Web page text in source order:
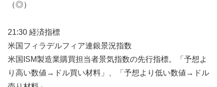
（◎）
21:30 経済指標
米国フィラデルフィア連銀景況指数
米国ISM製造業購買担当者景気指数の先行指標。「予想よ
り高い数値→ドル買い材料」、「予想より低い数値→ドル